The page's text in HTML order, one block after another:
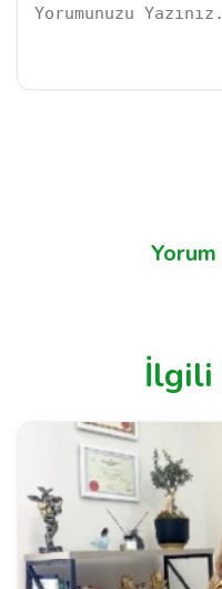
Yorum
İlgili